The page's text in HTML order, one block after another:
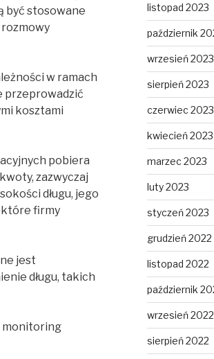
być stosowane
rozmowy
w ramach
przeprowadzić
kosztami
pobiera
zazwyczaj
długu, jego
firmy
jest
długu, takich
monitoring
listopad 2023
październik
wrzesień 2023
sierpień 2023
czerwiec 2023
kwiecień 2023
marzec 2023
luty 2023
styczeń 2023
grudzień 2022
listopad 2022
październik
wrzesień 2022
sierpień 2022